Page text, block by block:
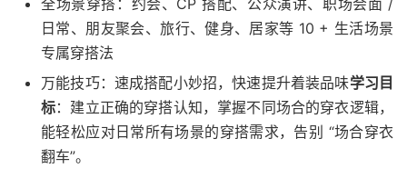
全场景穿搭：约会、CP 搭配、公众演讲、职场会面 /
日常、朋友聚会、旅行、健身、居家等 10 + 生活场景
专属穿搭法
万能技巧：速成搭配小妙招，快速提升着装品味学习目
标：建立正确的穿搭认知，掌握不同场合的穿衣逻辑，
能轻松应对日常所有场景的穿搭需求，告别 “场合穿衣
翻车”。